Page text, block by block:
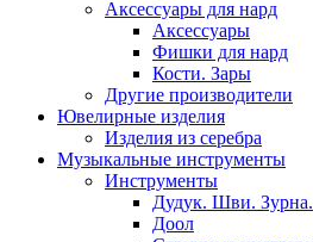
Аксессуары для нард
Аксессуары
Фишки для нард
Кости. Зары
Другие производители
Ювелирные изделия
Изделия из серебра
Музыкальные инструменты
Инструменты
Дудук. Шви. Зурна.
Доол